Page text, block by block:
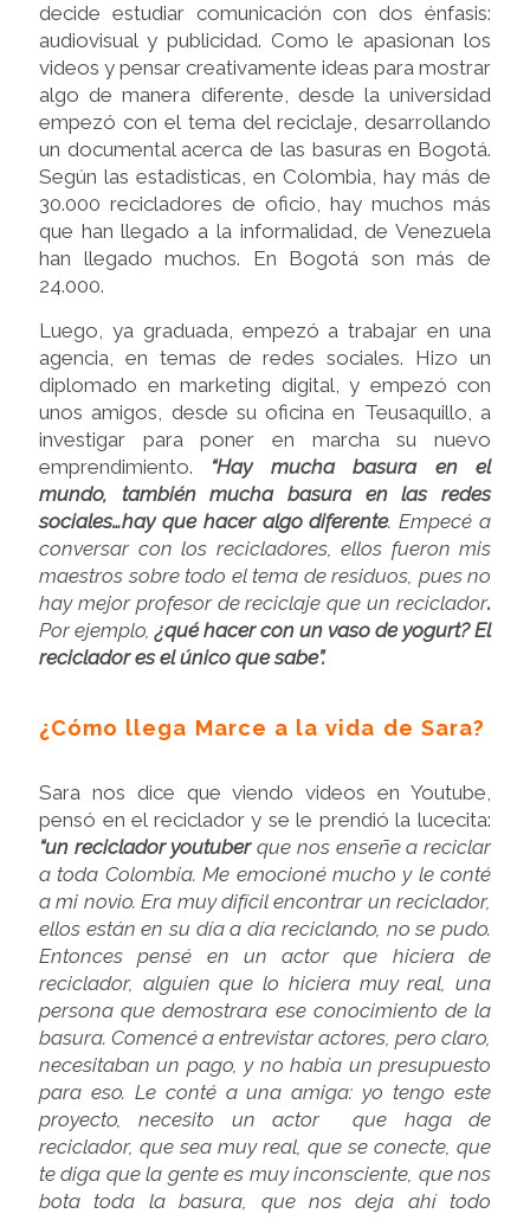
decide estudiar comunicación con dos énfasis:
audiovisual y publicidad. Como le apasionan los
videos y pensar creativamente ideas para mostrar
algo de manera diferente, desde la universidad
empezó con el tema del reciclaje, desarrollando
un documental acerca de las basuras en Bogotá.
Según las estadísticas, en Colombia, hay más de
30.000 recicladores de oficio, hay muchos más
que han llegado a la informalidad, de Venezuela
han llegado muchos. En Bogotá son más de
24.000.
Luego, ya graduada, empezó a trabajar en una
agencia, en temas de redes sociales. Hizo un
diplomado en marketing digital, y empezó con
unos amigos, desde su oficina en Teusaquillo, a
investigar para poner en marcha su nuevo
emprendimiento. “Hay mucha basura en el
mundo, también mucha basura en las redes
sociales…hay que hacer algo diferente. Empecé a
conversar con los recicladores, ellos fueron mis
maestros sobre todo el tema de residuos, pues no
hay mejor profesor de reciclaje que un reciclador.
Por ejemplo,¿qué hacer con un vaso de yogurt? El
reciclador es el único que sabe”.
¿Cómo llega Marce a la vida de Sara?
Sara nos dice que viendo videos en Youtube,
pensó en el reciclador y se le prendió la lucecita:
“un reciclador youtuberque nos enseñe a reciclar
a toda Colombia. Me emocioné mucho y le conté
a mi novio. Era muy difícil encontrar un reciclador,
ellos están en su día a día reciclando, no se pudo.
Entonces pensé en un actor que hiciera de
reciclador, alguien que lo hiciera muy real, una
persona que demostrara ese conocimiento de la
basura. Comencé a entrevistar actores, pero claro,
necesitaban un pago, y no había un presupuesto
para eso. Le conté a una amiga: yo tengo este
proyecto, necesito un actor
que haga de
reciclador, que sea muy real, que se conecte, que
te diga que la gente es muy inconsciente, que nos
bota toda la basura, que nos deja ahí todo